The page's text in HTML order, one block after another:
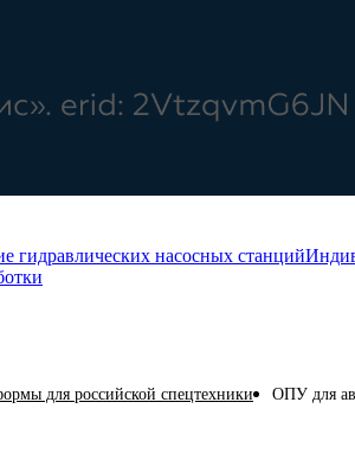
гидравлических насосных станций
для российской спецтехники ОПУ для